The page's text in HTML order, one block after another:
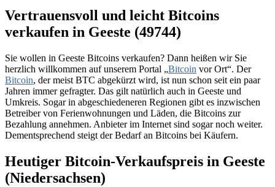
Vertrauensvoll und leicht Bitcoins
verkaufen in Geeste (49744)
Sie wollen in Geeste Bitcoins verkaufen? Dann heißen wir Sie
herzlich willkommen auf unserem Portal „Bitcoin vor Ort“. Der
Bitcoin, der meist BTC abgekürzt wird, ist nun schon seit ein paar
Jahren immer gefragter. Das gilt natürlich auch in Geeste und
Umkreis. Sogar in abgeschiedeneren Regionen gibt es inzwischen
Betreiber von Ferienwohnungen und Läden, die Bitcoins zur
Bezahlung annehmen. Anbieter im Internet sind sogar noch weiter.
Dementsprechend steigt der Bedarf an Bitcoins bei Käufern.
Heutiger Bitcoin-Verkaufspreis in Geeste
(Niedersachsen)